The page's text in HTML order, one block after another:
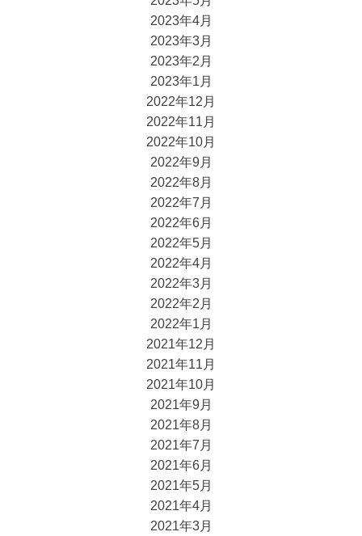
2023年4月
2023年3月
2023年2月
2023年1月
2022年12月
2022年11月
2022年10月
2022年9月
2022年8月
2022年7月
2022年6月
2022年5月
2022年4月
2022年3月
2022年2月
2022年1月
2021年12月
2021年11月
2021年10月
2021年9月
2021年8月
2021年7月
2021年6月
2021年5月
2021年4月
2021年3月